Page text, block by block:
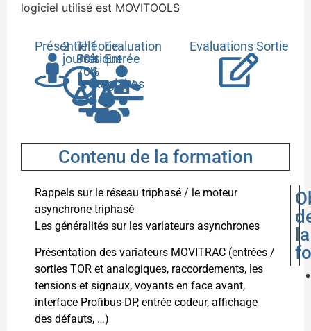
logiciel utilisé est MOVITOOLS
Présentiel
2
jours
Théorie
30%
Pratique
70%
1
à
4
stagiaires
Evaluation
Entrée
Evaluations Sortie
Contenu de la formation
Rappels sur le réseau triphasé / le moteur
asynchrone triphasé
Les généralités sur les variateurs asynchrones
Présentation des variateurs MOVITRAC (entrées /
sorties TOR et analogiques, raccordements, les
tensions et signaux, voyants en face avant,
interface Profibus-DP, entrée codeur, affichage
des défauts, …)
la